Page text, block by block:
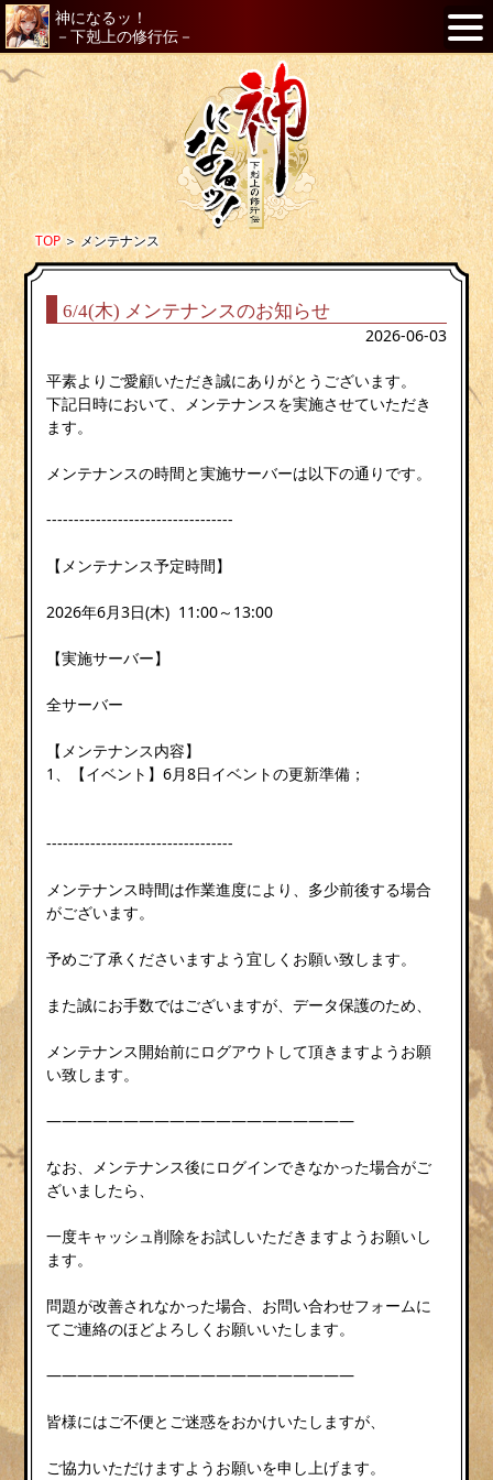
神になるッ！
－下剋上の修行伝－
TOP＞メンテナンス
6/4(木) メンテナンスのお知らせ
2026-06-03
平素よりご愛顧いただき誠にありがとうございます。
下記日時において、メンテナンスを実施させていただき
ます。
メンテナンスの時間と実施サーバーは以下の通りです。
----------------------------------
【メンテナンス予定時間】
2026年6月3日(木) 11:00～13:00
【実施サーバー】
全サーバー
【メンテナンス内容】
1、【イベント】6月8日イベントの更新準備；
----------------------------------
メンテナンス時間は作業進度により、多少前後する場合
がございます。
予めご了承くださいますよう宜しくお願い致します。
また誠にお手数ではございますが、データ保護のため、
メンテナンス開始前にログアウトして頂きますようお願
い致します。
————————————————————
なお、メンテナンス後にログインできなかった場合がご
ざいましたら、
一度キャッシュ削除をお試しいただきますようお願いし
ます。
問題が改善されなかった場合、お問い合わせフォームに
てご連絡のほどよろしくお願いいたします。
————————————————————
皆様にはご不便とご迷惑をおかけいたしますが、
ご協力いただけますようお願いを申し上げます。